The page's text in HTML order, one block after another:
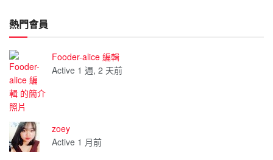
熱門會員
Fooder-alice 編輯
Active 1 週, 2 天前
zoey
Active 1 月前